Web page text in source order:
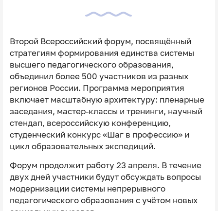
Второй Всероссийский форум, посвящённый
стратегиям формирования единства системы
высшего педагогического образования,
объединил более 500 участников из разных
регионов России. Программа мероприятия
включает масштабную архитектуру: пленарные
заседания, мастер-классы и тренинги, научный
стендап, всероссийскую конференцию,
студенческий конкурс «Шаг в профессию» и
цикл образовательных экспедиций.
Форум продолжит работу 23 апреля. В течение
двух дней участники будут обсуждать вопросы
модернизации системы непрерывного
педагогического образования с учётом новых